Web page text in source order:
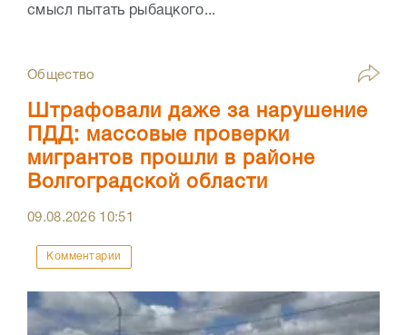
смысл пытать рыбацкого...
Общество
Штрафовали даже за нарушение
ПДД: массовые проверки
мигрантов прошли в районе
Волгоградской области
09.08.2026 10:51
Комментарии